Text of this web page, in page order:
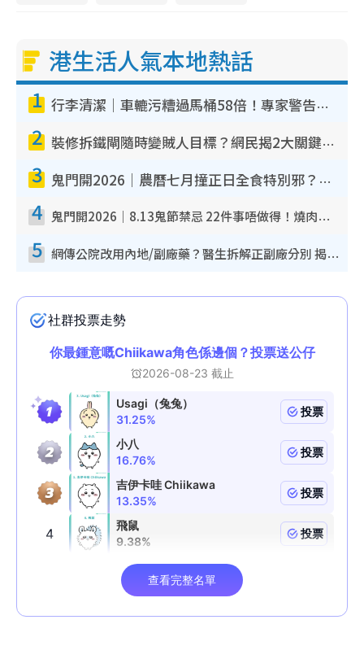
港生活人氣本地熱話
1 行李清潔｜車轆污糟過馬桶58倍！專家警告忌用酒精抹 教1招免污手除菌
2 裝修拆鐵閘隨時變賊人目標？網民揭2大關鍵用途：裝新式等於白裝？附新舊鐵閘分別
3 鬼門開2026｜農曆七月撞正日全食特別邪？專家警告切忌做一事！揭4大禁忌+2招保平安
4 鬼門開2026｜8.13鬼節禁忌 22件事唔做得！燒肉、刺身要少食？半夜勿吹口哨/打呢個電話
5 網傳公院改用內地/副廠藥？醫生拆解正副廠分別 揭4類人換藥隨時出事